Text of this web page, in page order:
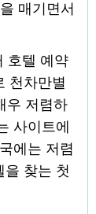
매기면서
호텔 예약
천차만별
우 저렴하
사이트에
에는 저렴
을 찾는 첫